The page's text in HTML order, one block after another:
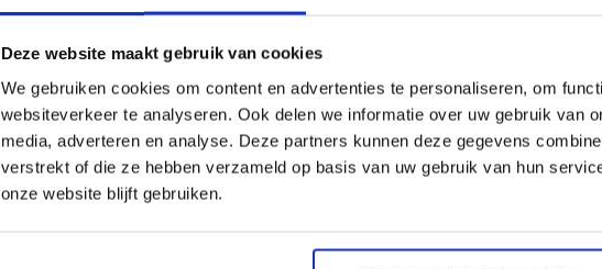
Deze website maakt gebruik van cookies
We gebruiken cookies om content en advertenties te personaliseren, om
websiteverkeer te analyseren. Ook delen we informatie over uw gebruik van
media, adverteren en analyse. Deze partners kunnen deze gegevens
verstrekt of die ze hebben verzameld op basis van uw gebruik van hun
onze website blijft gebruiken.
De verdergaande privacywetgeving zorgt ervoor dat
bewust zijn van de inbreuk op privacy van de third-party
werd het al dan niet plaatsen van commerciële cookies
eigenaar van de website die daar akkoord voor moet
dit vaak mis. Ook de ‘ do not track‘ functie die eerder in
wordt vaak listig omzeild. Daarbij komt nog eens dat de
helemaal niet bedoeld was voor het commercieel
Daarom zie je dat browser makers steeds meer